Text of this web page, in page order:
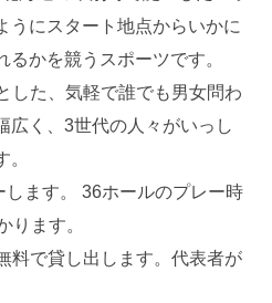
うにスタート地点からいかに
かを競うスポーツです。
した、気軽で誰でも男女問わ
広く、3世代の人々がいっし
ます。 36ホールのプレー時
ります。
料で貸し出します。代表者が